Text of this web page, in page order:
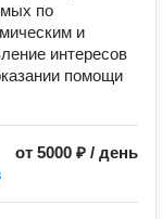
по
и
интересов
помощи
от 5000 ₽ / день